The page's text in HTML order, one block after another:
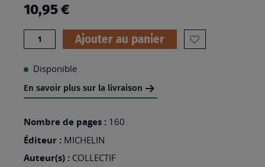
images
gallery
10,95 €
Quantité Ajouter au panier
AJOUTER
Disponible
En savoir plus sur la livraison
Nombre de pages : 160
Éditeur : MICHELIN
Auteur(s) : COLLECTIF